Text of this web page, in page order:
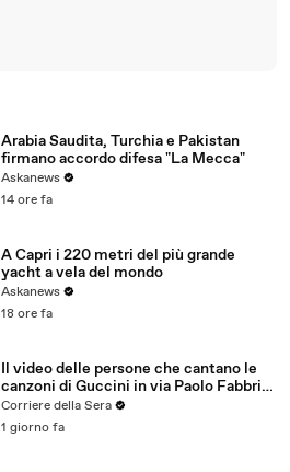
Arabia Saudita, Turchia e Pakistan
firmano accordo difesa "La Mecca"
Askanews
14 ore fa
A Capri i 220 metri del più grande
yacht a vela del mondo
Askanews
18 ore fa
Il video delle persone che cantano le
canzoni di Guccini in via Paolo Fabbri
43 a Bologna: le emozionanti immagini
dalla strada simbolo del cantautore
Corriere della Sera
1 giorno fa